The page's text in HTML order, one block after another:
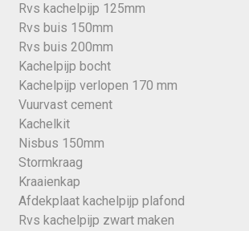
Rvs kachelpijp 125mm
Rvs buis 150mm
Rvs buis 200mm
Kachelpijp bocht
Kachelpijp verlopen 170 mm
Vuurvast cement
Kachelkit
Nisbus 150mm
Stormkraag
Kraaienkap
Afdekplaat kachelpijp plafond
Rvs kachelpijp zwart maken